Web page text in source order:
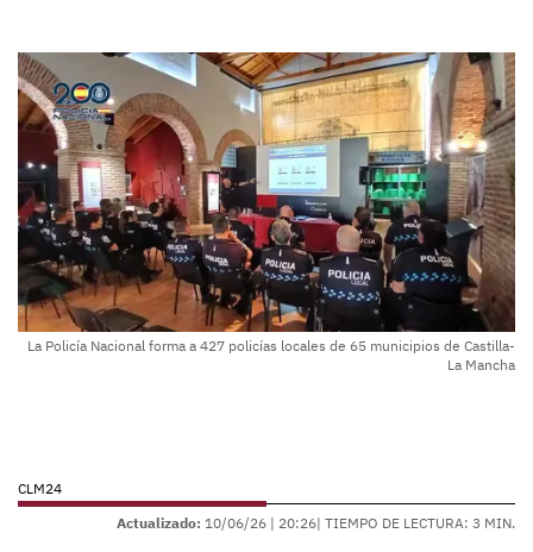
La Policía Nacional forma a 427 policías locales de 65 municipios de Castilla-
La Mancha
CLM24
Actualizado: 10/06/26 | 20:26| TIEMPO DE LECTURA: 3 MIN.